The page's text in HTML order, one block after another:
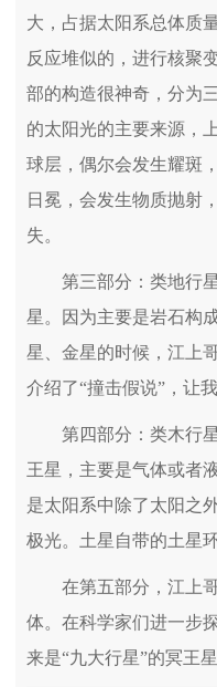
大，占据太阳系总体质
反应堆似的，进行核聚
部的构造很神奇，分为
的太阳光的主要来源，
球层，偶尔会发生耀斑
日冕，会发生物质抛射
失。
第三部分：类地行
星。因为主要是岩石构
星、金星的时候，江上
介绍了“撞击假说”，让
第四部分：类木行
王星，主要是气体或者
是太阳系中除了太阳之
极光。土星自带的土星
在第五部分，江上
体。在科学家们进一步
来是“九大行星”的冥王